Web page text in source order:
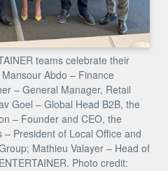
teams celebrate their
Abdo – Finance
– General Manager, Retail
Goel – Global Head B2B, the
– Founder and CEO, the
– President of Local Office and
Mathieu Valayer – Head of
Photo credit: